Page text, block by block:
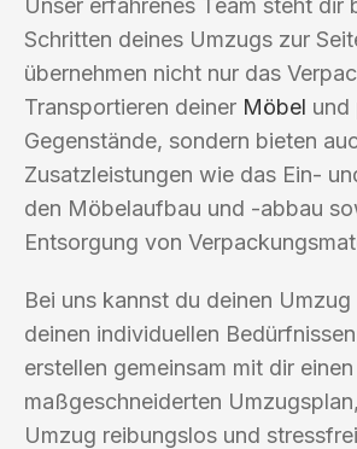
Unser erfahrenes Team steht dir
Schritten deines Umzugs zur
übernehmen nicht nur das
Transportieren deiner Möbel und
Gegenstände, sondern bieten
Zusatzleistungen wie das Ein-
den Möbelaufbau und -abbau
Entsorgung von
Bei uns kannst du deinen
deinen individuellen
erstellen gemeinsam mit dir einen
maßgeschneiderten
Umzug reibungslos und